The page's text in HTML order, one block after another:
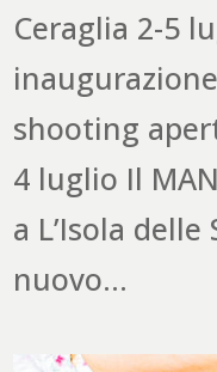
Ceraglia 2-5
shooting
4 luglio Il
a L’Isola
nuovo...